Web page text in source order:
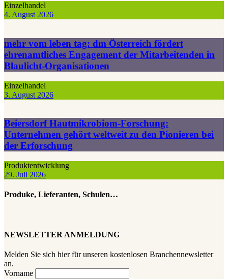
Einzelhandel
4. August 2026
mehr vom leben tag: dm Österreich fördert
ehrenamtliches Engagement der Mitarbeitenden in
Blaulicht-Organisationen
Einzelhandel
3. August 2026
Beiersdorf Hautmikrobiom-Forschung:
Unternehmen gehört weltweit zu den Pionieren bei
der Erforschung
Produktentwicklung
29. Juli 2026
Produke, Lieferanten, Schulen…
NEWSLETTER ANMELDUNG
Melden Sie sich hier für unseren kostenlosen Branchennewsletter
an.
Vorname